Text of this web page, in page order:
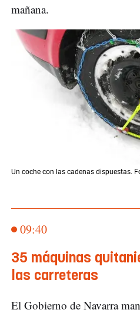
mañana.
Un coche con las cadenas dispuestas.
09:40
35 máquinas
las carreteras
El Gobierno de Navarra